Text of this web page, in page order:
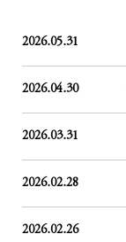
2026.05.31
2026.04.30
2026.03.31
2026.02.28
2026.02.26